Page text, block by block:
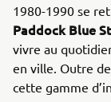
1980-1990 se
Paddock Blue
vivre au
en ville. Outre
cette gamme